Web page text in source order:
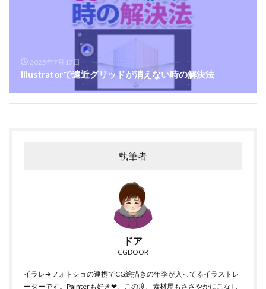
2025年7月17日
Illustratorで遠近グリッドが消えない時の解決法
執筆者
ドア
CGDOOR
イラレ➔フォトショの連携でCG絵描きの年季が入ってるイラストレ
ーターです。Painterも好き❤。この度、素材屋もささやかにこなし